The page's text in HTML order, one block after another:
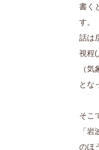
書く
す。
話は
視程(
（
とな
そこ
「
のほ